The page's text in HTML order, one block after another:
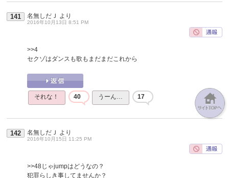
141 名無しだＪ より
2016年10月13日 8:51 PM
>>4
セクゾはダンスも歌もまだまだこれから
それな！ 40 うーん… 17
142 名無しだＪ より
2016年10月15日 11:25 PM
>>48じゃjumpはどうなの？
犯罪らしき事してませんか？